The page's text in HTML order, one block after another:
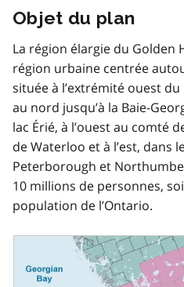
Objet du plan
La région élargie du Golden
région urbaine centrée
située à l’extrémité ouest du
au nord jusqu’à la Baie-
lac Érié, à l’ouest au comté
de Waterloo et à l’est, dans
Peterborough et
10 millions de personnes,
population de l’Ontario.